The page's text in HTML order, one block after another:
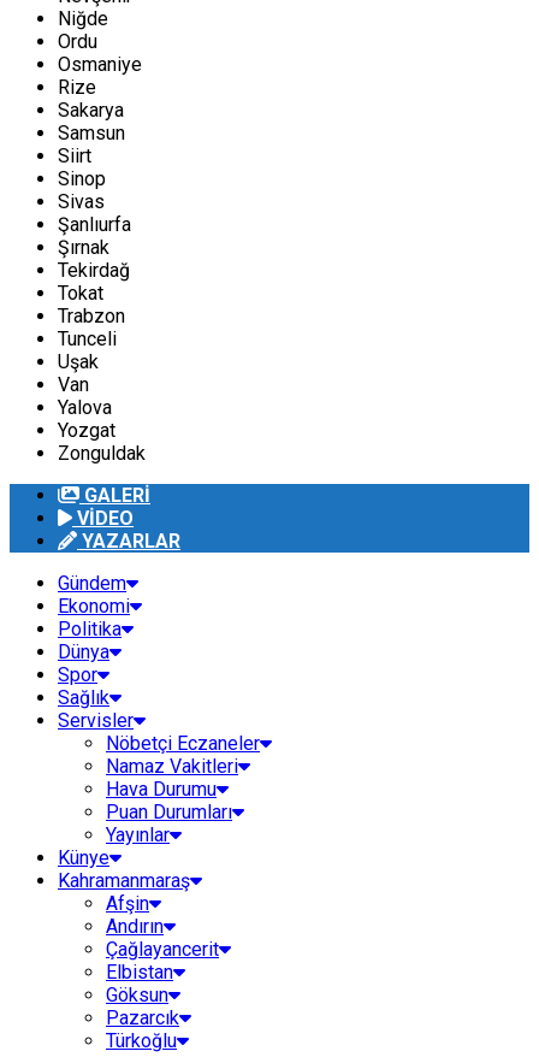
Niğde
Ordu
Osmaniye
Rize
Sakarya
Samsun
Siirt
Sinop
Sivas
Şanlıurfa
Şırnak
Tekirdağ
Tokat
Trabzon
Tunceli
Uşak
Van
Yalova
Yozgat
Zonguldak
GALERİ
VİDEO
YAZARLAR
Gündem
Ekonomi
Politika
Dünya
Spor
Sağlık
Servisler
Nöbetçi Eczaneler
Namaz Vakitleri
Hava Durumu
Puan Durumları
Yayınlar
Künye
Kahramanmaraş
Afşin
Andırın
Çağlayancerit
Elbistan
Göksun
Pazarcık
Türkoğlu